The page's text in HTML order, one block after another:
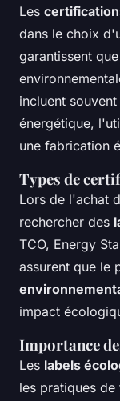
Les
dans le choix
garantissent
incluent
énergétique,
une fabrication
Types de
Lors de l'achat
rechercher des
TCO, Energy
assurent que le
impact
Importance
Les labels
les pratiques